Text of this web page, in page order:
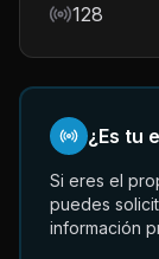
Bitrate
128
¿Es tu
Si eres el
puedes
información